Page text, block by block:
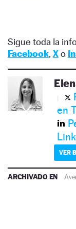
Sigue toda la
Facebook, Xo
en
VER
ARCHIVADO EN